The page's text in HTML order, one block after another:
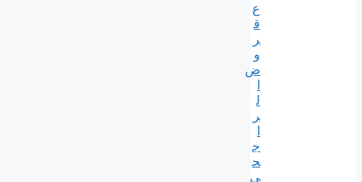
ع
ق
ر
و
ض
ل
ر
ج
ح
ي